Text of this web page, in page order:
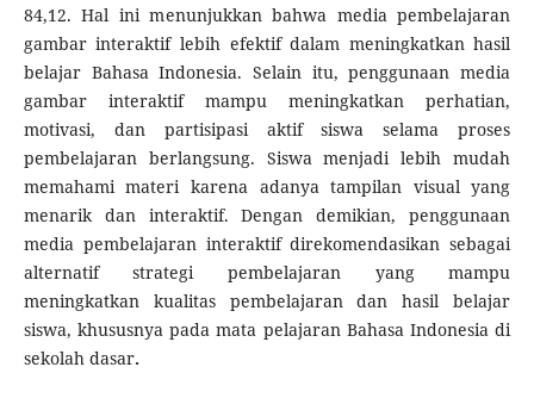
84,12. Hal ini menunjukkan bahwa media pembelajaran
gambar interaktif lebih efektif dalam meningkatkan hasil
belajar Bahasa Indonesia. Selain itu, penggunaan media
gambar interaktif mampu meningkatkan perhatian,
motivasi, dan partisipasi aktif siswa selama proses
pembelajaran berlangsung. Siswa menjadi lebih mudah
memahami materi karena adanya tampilan visual yang
menarik dan interaktif. Dengan demikian, penggunaan
media pembelajaran interaktif direkomendasikan sebagai
alternatif strategi pembelajaran yang mampu
meningkatkan kualitas pembelajaran dan hasil belajar
siswa, khususnya pada mata pelajaran Bahasa Indonesia di
sekolah dasar.